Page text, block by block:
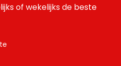
of wekelijks de beste